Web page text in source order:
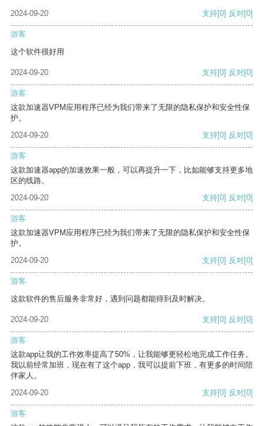
2024-09-20 支持[0] 反对[0]
游客
这个软件很好用
2024-09-20 支持[0] 反对[0]
游客
这款加速器VPM应用程序已经为我们带来了无限的隐私保护和安全性保
护。
2024-09-20
支持[0] 反对[0]
游客
这款加速器app的加速效果一般，可以再提升一下，比如能够支持更多地
区的线路。
2024-09-20
支持[0] 反对[0]
游客
这款加速器VPM应用程序已经为我们带来了无限的隐私保护和安全性保
护。
2024-09-20
支持[0] 反对[0]
游客
这款软件的售后服务非常好，遇到问题都能得到及时解决。
2024-09-20 支持[0] 反对[0]
游客
这款app让我的工作效率提高了50%，让我能够更轻松地完成工作任务。
我以前经常加班，现在有了这个app，我可以提前下班，有更多的时间陪
伴家人。
2024-09-20
支持[0] 反对[0]
游客